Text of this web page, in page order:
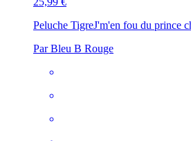
Peluche TigreJ'm'en fou du prince
Par Bleu B Rouge